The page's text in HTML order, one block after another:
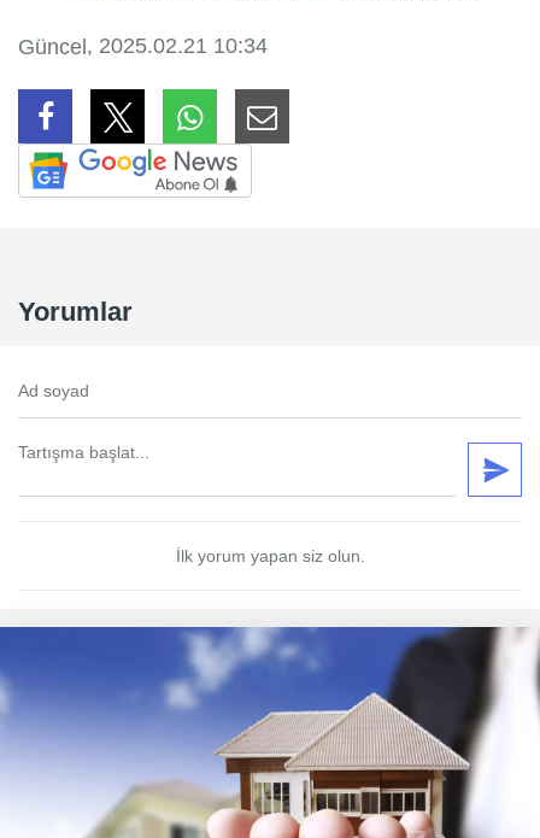
Güncel , 2025.02.21 10:34
Yorumlar
İlk yorum yapan siz olun.